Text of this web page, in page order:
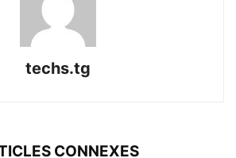
techs.tg
CONNEXES